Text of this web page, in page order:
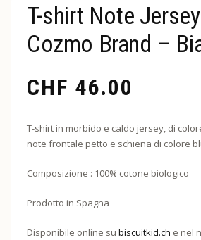
T-shirt Note
Cozmo Brand –
CHF 46.00
T-shirt in morbido e caldo jersey, di
note frontale petto e schiena di colore
Composizione : 100% cotone biologico
Prodotto in Spagna
Disponibile online su biscuitkid.ch e nel